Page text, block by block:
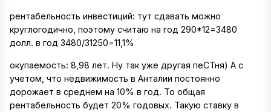
рентабельность инвестиций: тут сдавать можно
круглогодично, поэтому считаю на год 290*12=3480
долл. в год 3480/31250=11,1%
окупаемость: 8,98 лет. Ну так уже другая пеСТня) А с
учетом, что недвижимость в Анталии постоянно
дорожает в среднем на 10% в год. То общая
рентабельность будет 20% годовых. Такую ставку в